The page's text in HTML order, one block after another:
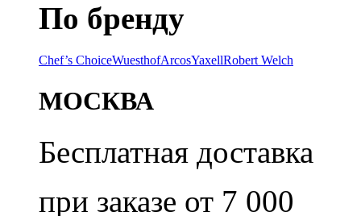
По бренду
Chef’s ChoiceWuesthofArcosYaxellRobert Welch
МОСКВА
Бесплатная доставка
при заказе от 7 000